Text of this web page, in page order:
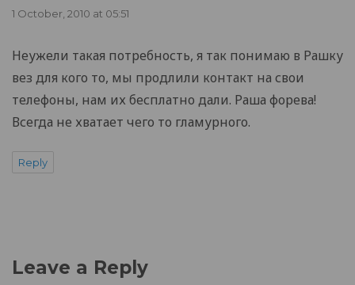
1 October, 2010 at 05:51
Неужели такая потребность, я так понимаю в Рашку
вез для кого то, мы продлили контакт на свои
телефоны, нам их бесплатно дали. Раша форева!
Всегда не хватает чего то гламурного.
Reply
Leave a Reply